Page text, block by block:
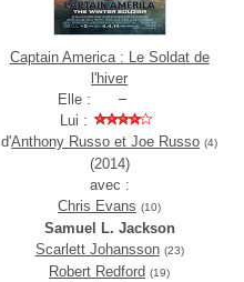
Captain America : Le Soldat de
l'hiver
Elle :
Lui :
d'Anthony Russo et Joe Russo (4)
(2014)
avec :
Chris Evans (10)
Samuel L. Jackson
Scarlett Johansson (23)
Robert Redford (19)